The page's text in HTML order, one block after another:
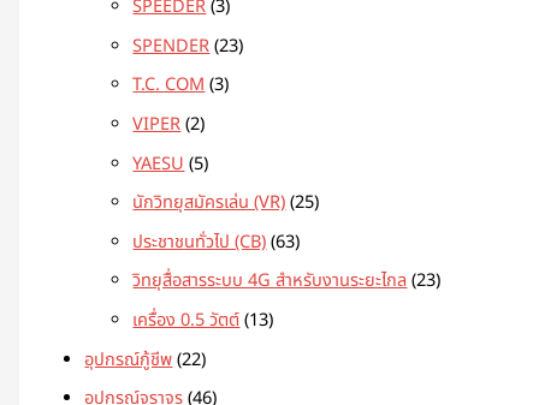
SPEEDER 3
SPENDER 23
T.C. COM 3
VIPER 2
YAESU 5
นักวิทยุสมัครเล่น (VR) 25
ประชาชนทั่วไป (CB) 63
วิทยุสื่อสารระบบ 4G สำหรับงานระยะไกล 23
เครื่อง 0.5 วัตต์ 13
อุปกรณ์กู้ชีพ 22
อุปกรณ์จราจร 46